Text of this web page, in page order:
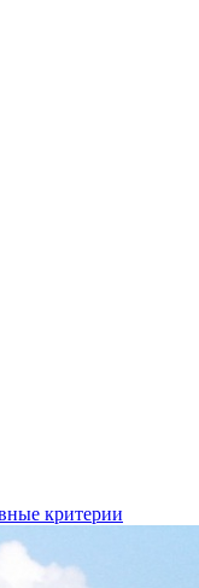
критерии